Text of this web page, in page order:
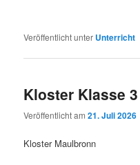
Veröffentlicht unter Unterricht
Kloster Klasse 3
Veröffentlicht am21. Juli 2026
Kloster Maulbronn